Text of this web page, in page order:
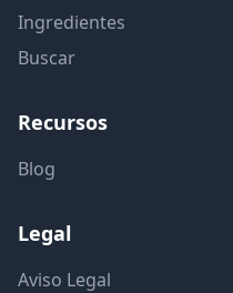
Ingredientes
Buscar
Recursos
Blog
Legal
Aviso Legal